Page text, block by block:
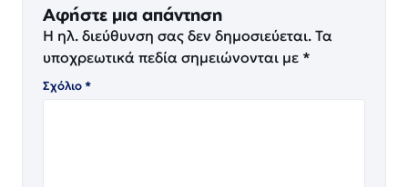
Αφήστε μια απάντηση
Η ηλ. διεύθυνση σας δεν δημοσιεύεται. Τα
υποχρεωτικά πεδία σημειώνονται με *
Σχόλιο*